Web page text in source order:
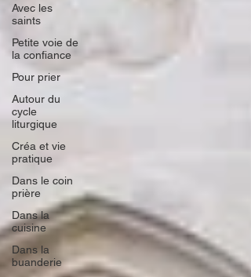
Avec les
saints
Petite voie de
la confiance
Pour prier
Autour du
cycle
liturgique
Créa et vie
pratique
Dans le coin
prière
Dans la
cuisine
Dans la
buanderie